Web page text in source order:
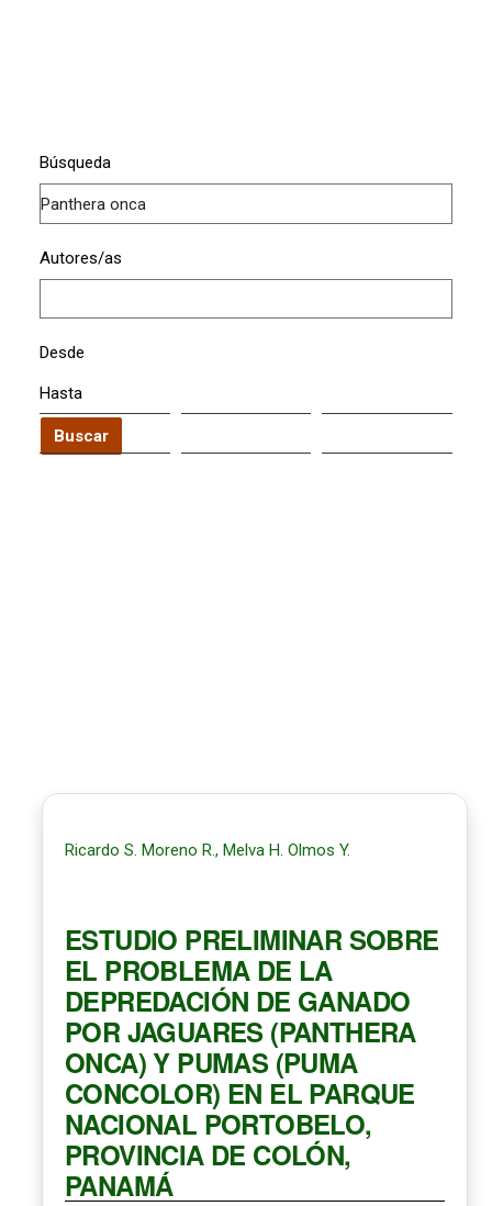
Búsqueda
Autores/as
Desde
Hasta
Buscar
Ricardo S. Moreno R., Melva H. Olmos Y.
ESTUDIO PRELIMINAR SOBRE
EL PROBLEMA DE LA
DEPREDACIÓN DE GANADO
POR JAGUARES (PANTHERA
ONCA) Y PUMAS (PUMA
CONCOLOR) EN EL PARQUE
NACIONAL PORTOBELO,
PROVINCIA DE COLÓN,
PANAMÁ